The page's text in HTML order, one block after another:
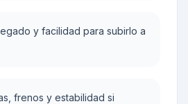
y facilidad para subirlo a
frenos y estabilidad si